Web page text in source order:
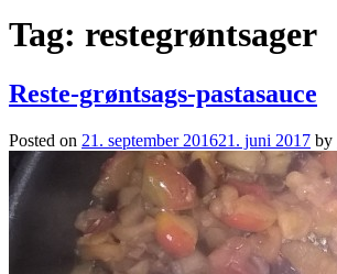
Tag: restegrøntsager
Reste-grøntsags-pastasauce
Posted on 21. september 201621. juni 2017 by